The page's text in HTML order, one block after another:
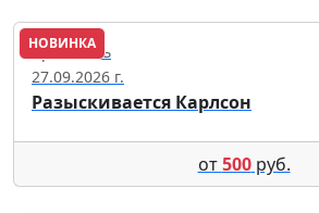
НОВИНКА
Ярославль
27.09.2026 г.
Разыскивается Карлсон
от500руб.